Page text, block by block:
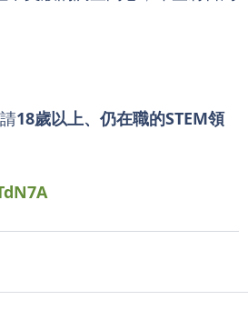
18歲以上、仍在職的STEM領